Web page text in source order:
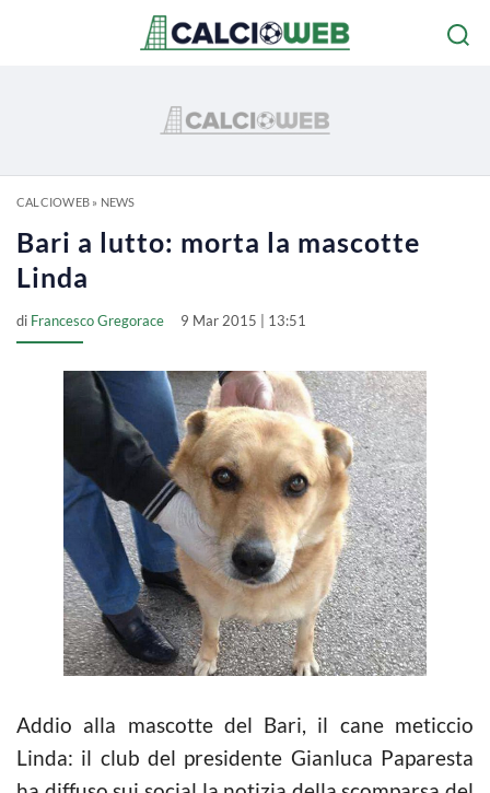
CALCIOWEB» NEWS
Bari a lutto: morta la mascotte
Linda
di Francesco Gregorace 9 Mar 2015 | 13:51
Addio alla mascotte del Bari, il cane meticcio
Linda: il club del presidente Gianluca Paparesta